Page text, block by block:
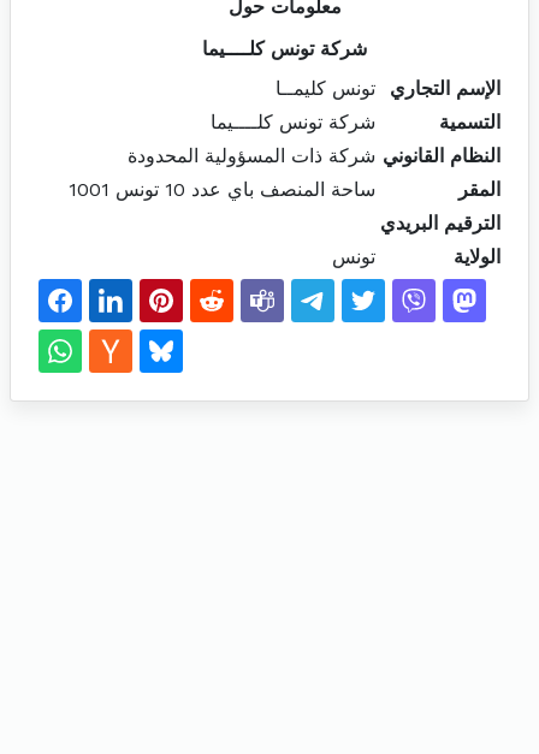
معلومات حول
شركة تونس كلــــيما
الإسم التجاري
تونس كليمــا
التسمية
شركة تونس كلــــيما
النظام القانوني شركة ذات المسؤولية المحدودة
المقر
ساحة المنصف باي عدد 10 تونس 1001
الترقيم البريدي
الولاية
تونس